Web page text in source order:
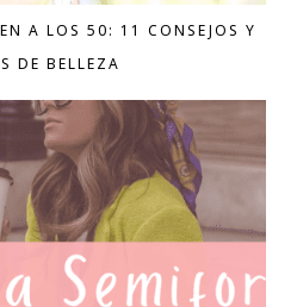
A LOS 50: 11 CONSEJOS Y
DE BELLEZA